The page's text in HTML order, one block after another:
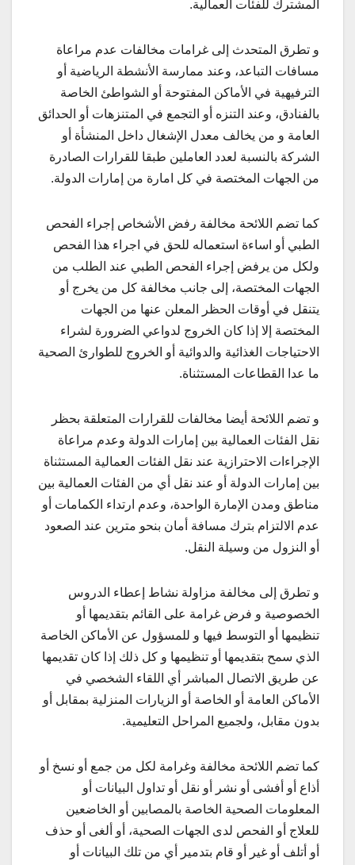
المشترك للفئات العمالية.
و تطرق المتحدث إلى غرامات مخالفات عدم مراعاة
مسافات التباعد، وعند ممارسة الأنشطة الرياضية أو
الترفيهية في الأماكن المفتوحة أو الشواطئ الخاصة
بالفنادق، وعند التنزه أو التجمع في المتنزهات أو الحدائق
العامة و من يخالف معدل الإشغال داخل المنشأة أو
الشركة بالنسبة لعدد العاملين طبقا للقرارات الصادرة
من الجهات المختصة في كل امارة من إمارات الدولة.
كما تضم اللائحة مخالفة رفض الأشخاص إجراء الفحص
الطبي أو اساءة استعماله للحق في اجراء هذا الفحص
ولكل من يرفض إجراء الفحص الطبي عند الطلب من
الجهات المختصة، إلى جانب مخالفة كل من يخرج أو
يتنقل في أوقات الحظر المعلن عنها من الجهات
المختصة إلا إذا كان الخروج لدواعي الضرورة لشراء
الاحتياجات الغذائية والدوائية أو الخروج للطوارئ الصحية
ما عدا القطاعات المستثناة.
و تضم اللائحة أيضا مخالفات للقرارات المتعلقة بحظر
نقل الفئات العمالية بين إمارات الدولة وعدم مراعاة
الإجراءات الاحترازية عند نقل الفئات العمالية المستثناة
بين إمارات الدولة أو عند نقل أي من الفئات العمالية بين
مناطق ومدن الإمارة الواحدة، وعدم ارتداء الكمامات أو
عدم الالتزام بترك مسافة أمان بنحو مترين عند الصعود
أو النزول من وسيلة النقل.
و تطرق إلى مخالفة مزاولة نشاط إعطاء الدروس
الخصوصية و فرض غرامة على القائم بتقديمها أو
تنظيمها أو التوسط فيها و للمسؤول عن الأماكن الخاصة
الذي سمح بتقديمها أو تنظيمها و كل ذلك إذا كان تقديمها
عن طريق الاتصال المباشر أي اللقاء الشخصي في
الأماكن العامة أو الخاصة أو الزيارات المنزلية بمقابل أو
بدون مقابل، ولجميع المراحل التعليمية.
كما تضم اللائحة مخالفة وغرامة لكل من جمع أو نسخ أو
أذاع أو أفشى أو نشر أو نقل أو تداول البيانات أو
المعلومات الصحية الخاصة بالمصابين أو الخاضعين
للعلاج أو الفحص لدى الجهات الصحية، أو ألغى أو حذف
أو أتلف أو غير أو قام بتدمير أي من تلك البيانات أو